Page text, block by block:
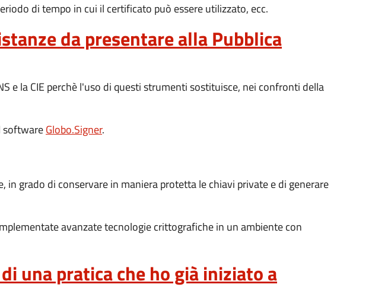
di tempo in cui il certificato può essere utilizzato, ecc.
da presentare alla Pubblica
e la CIE perchè l'uso di questi strumenti sostituisce, nei confronti della
softwareGlobo.Signer.
grado di conservare in maniera protetta le chiavi private e di generare
avanzate tecnologie crittografiche in un ambiente con
una pratica che ho già iniziato a